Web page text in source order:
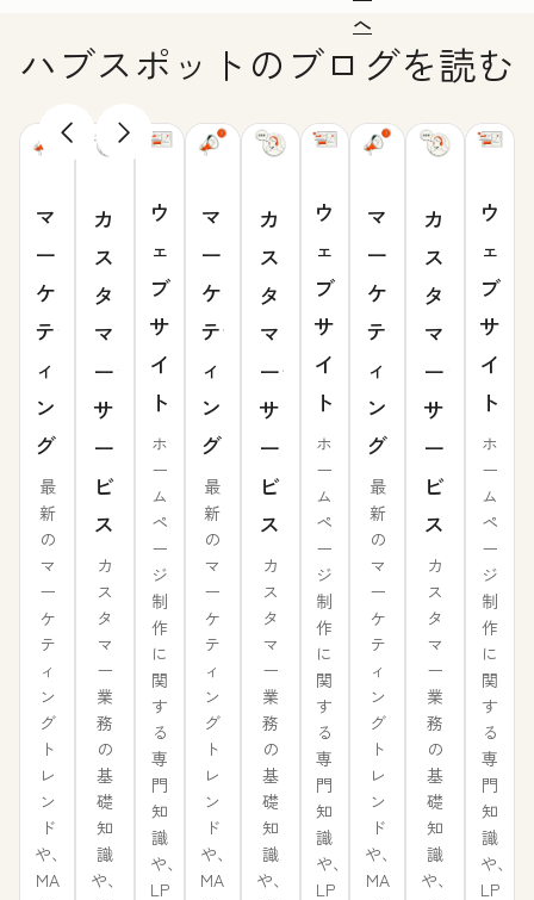
へ
ハブスポットのブログを読む
マ
ー
ケ
テ
ィ
ン
グ
最
新
の
マ
ー
ケ
テ
ィ
ン
グ
ト
レ
ン
ド
や、
MA
カ
ス
タ
マ
ー
サ
ー
ビ
ス
カ
ス
タ
マ
ー
業
務
の
基
礎
知
識
や、
ウ
ェ
ブ
サ
イ
ト
ホ
ー
ム
ペ
ー
ジ
制
作
に
関
す
る
専
門
知
識
や、
LP
マ
ー
ケ
テ
ィ
ン
グ
最
新
の
マ
ー
ケ
テ
ィ
ン
グ
ト
レ
ン
ド
や、
MA
カ
ス
タ
マ
ー
サ
ー
ビ
ス
カ
ス
タ
マ
ー
業
務
の
基
礎
知
識
や、
ウ
ェ
ブ
サ
イ
ト
ホ
ー
ム
ペ
ー
ジ
制
作
に
関
す
る
専
門
知
識
や、
LP
マ
ー
ケ
テ
ィ
ン
グ
最
新
の
マ
ー
ケ
テ
ィ
ン
グ
ト
レ
ン
ド
や、
MA
カ
ス
タ
マ
ー
サ
ー
ビ
ス
カ
ス
タ
マ
ー
業
務
の
基
礎
知
識
や、
ウ
ェ
ブ
サ
イ
ト
ホ
ー
ム
ペ
ー
ジ
制
作
に
関
す
る
専
門
知
識
や、
LP